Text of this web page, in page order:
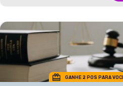
GANHE 2 POS PARA